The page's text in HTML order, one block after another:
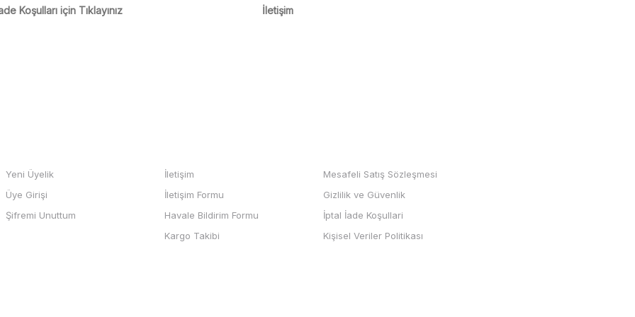
ve odeme kolay , büyük
Koşulları için Tıklayınız İletişim
Yeni Üyelik
Üye Girişi
Şifremi Unuttum
İletişim
İletişim Formu
Havale Bildirim Formu
Kargo Takibi
Mesafeli Satış Sözleşmesi
Gizlilik ve Güvenlik
İptal İade Koşullari
Kişisel Veriler Politikası